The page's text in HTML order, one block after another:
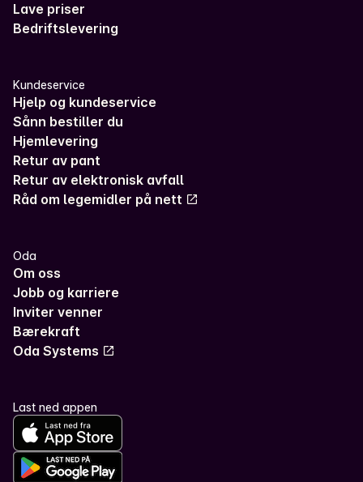
Lave priser
Bedriftslevering
Kundeservice
Hjelp og kundeservice
Sånn bestiller du
Hjemlevering
Retur av pant
Retur av elektronisk avfall
Råd om legemidler på nett
Oda
Om oss
Jobb og karriere
Inviter venner
Bærekraft
Oda Systems
Last ned appen